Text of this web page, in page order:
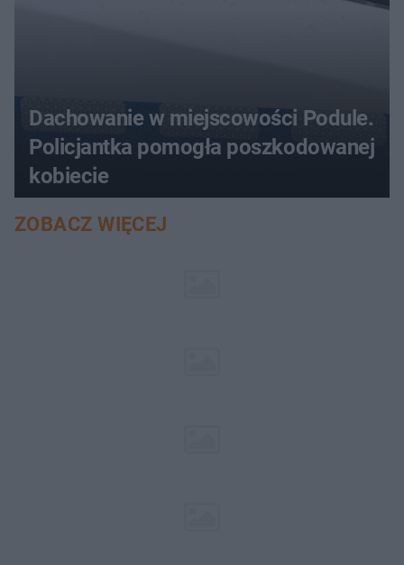
Dachowanie w miejscowości Podule.
Policjantka pomogła poszkodowanej
kobiecie
ZOBACZ WIĘCEJ